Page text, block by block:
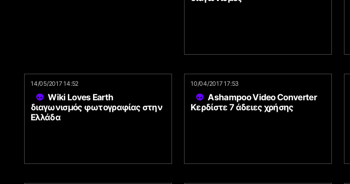
14/05/2017 14:52
Wiki Loves Earth
διαγωνισμός φωτογραφίας στην
Ελλάδα
10/04/2017 17:53
Ashampoo Video Converter
Κερδίστε 7 άδειες χρήσης